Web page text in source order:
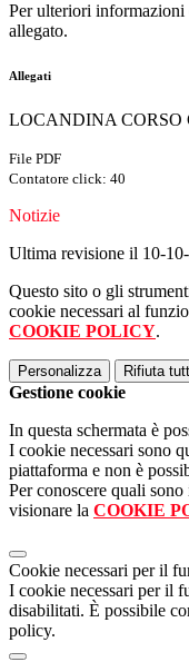
Per ulteriori informazioni
allegato.
Allegati
LOCANDINA CORSO
File PDF
Contatore click: 40
Notizie
Ultima revisione il 10-
Questo sito o gli
cookie necessari al
COOKIE POLICY.
Personalizza Rifiuta
Gestione cookie
In questa schermata è
I cookie necessari sono
piattaforma e non è
Per conoscere quali
visionare la COOKIE
Cookie necessari per il
I cookie necessari per il
disabilitati. È possibile
policy.